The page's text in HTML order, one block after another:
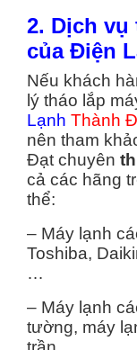
2. Dịch vụ
của Điện
Nếu khách
lý tháo lắp
Lạnh Thành
nên tham
Đạt chuyên
cả các hãng
thể:
– Máy lạnh
Toshiba,
…
– Máy lạnh
tường, máy